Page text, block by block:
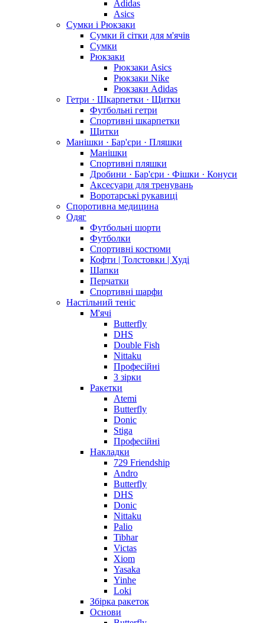
Adidas
Asics
Сумки і Рюкзаки
Сумки й сітки для м'ячів
Сумки
Рюкзаки
Рюкзаки Asics
Рюкзаки Nike
Рюкзаки Adidas
Гетри · Шкарпетки · Щитки
Футбольні гетри
Спортивні шкарпетки
Щитки
Манішки · Бар'єри · Пляшки
Манішки
Спортивні пляшки
Дробини · Бар'єри · Фішки · Конуси
Аксесуари для тренувань
Воротарські рукавиці
Споротивна медицина
Одяг
Футбольні шорти
Футболки
Спортивні костюми
Кофти | Толстовки | Худі
Шапки
Перчатки
Спортивні шарфи
Настільний теніс
М'ячі
Butterfly
DHS
Double Fish
Nittaku
Професійні
3 зірки
Ракетки
Atemi
Butterfly
Donic
Stiga
Професійні
Накладки
729 Friendship
Andro
Butterfly
DHS
Donic
Nittaku
Palio
Tibhar
Victas
Xiom
Yasaka
Yinhe
Loki
Збірка ракеток
Основи